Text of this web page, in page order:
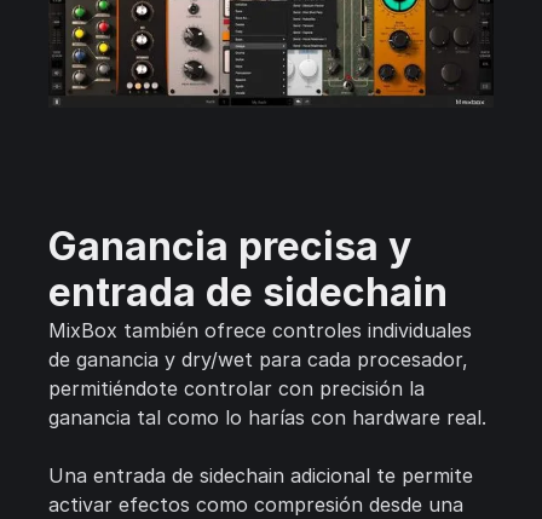
Ganancia precisa y
entrada de sidechain
MixBox también ofrece controles individuales
de ganancia y dry/wet para cada procesador,
permitiéndote controlar con precisión la
ganancia tal como lo harías con hardware real.
Una entrada de sidechain adicional te permite
activar efectos como compresión desde una